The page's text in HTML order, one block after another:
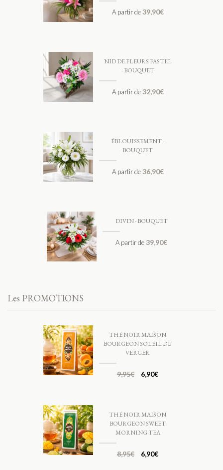
A partir de 39,90€
NID DE FLEURS PASTEL
- BOUQUET
A partir de 32,90€
ÉBLOUISSEMENT -
BOUQUET
A partir de 36,90€
DIVIN - BOUQUET
A partir de39,90€
Les PROMOTIONS
THÉ NOIR MAISON
BOURGEON SOLEIL DU
VERGER
9,95€ 6,90€
THÉ NOIR MAISON
BOURGEON SWEET
MORNING TEA
8,95€ 6,90€